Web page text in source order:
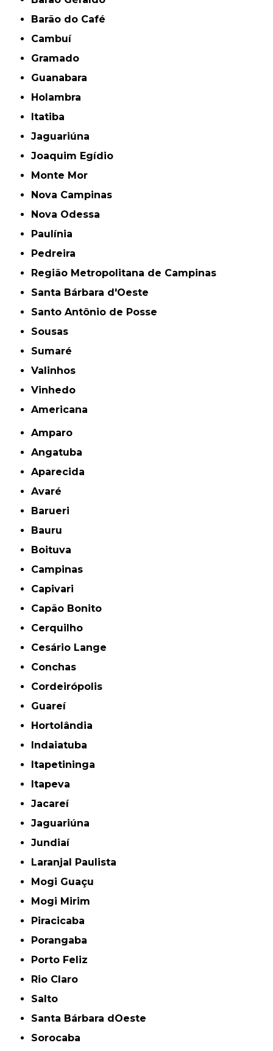
Barão do Café
Cambuí
Gramado
Guanabara
Holambra
Itatiba
Jaguariúna
Joaquim Egídio
Monte Mor
Nova Campinas
Nova Odessa
Paulínia
Pedreira
Região Metropolitana de Campinas
Santa Bárbara d'Oeste
Santo Antônio de Posse
Sousas
Sumaré
Valinhos
Vinhedo
americana
Amparo
Angatuba
Aparecida
Avaré
Barueri
Bauru
Boituva
Campinas
Capivari
Capão Bonito
Cerquilho
Cesário Lange
Conchas
Cordeirópolis
Guareí
Hortolândia
Indaiatuba
Itapetininga
Itapeva
Jacareí
Jaguariúna
Jundiaí
Laranjal Paulista
Mogi Guaçu
Mogi Mirim
Piracicaba
Porangaba
Porto Feliz
Rio Claro
Salto
Santa Bárbara dOeste
Sorocaba